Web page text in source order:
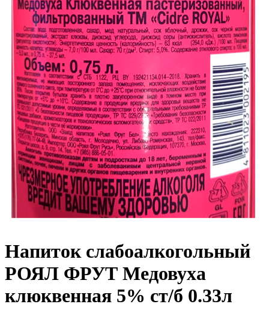
Напиток слабоалкогольный
РОЯЛ ФРУТ Медовуха
клюквенная 5% ст/б 0.33л